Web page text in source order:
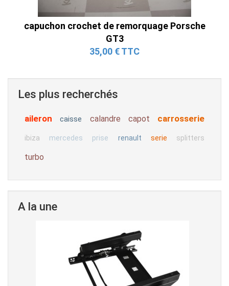
capuchon crochet de remorquage Porsche
GT3
35,00 € TTC
Les plus recherchés
aileron caisse calandre capot carrosserie
ibiza mercedes prise renault serie splitters
turbo
A la une